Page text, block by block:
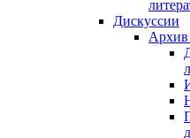
Дискуссии
Архив